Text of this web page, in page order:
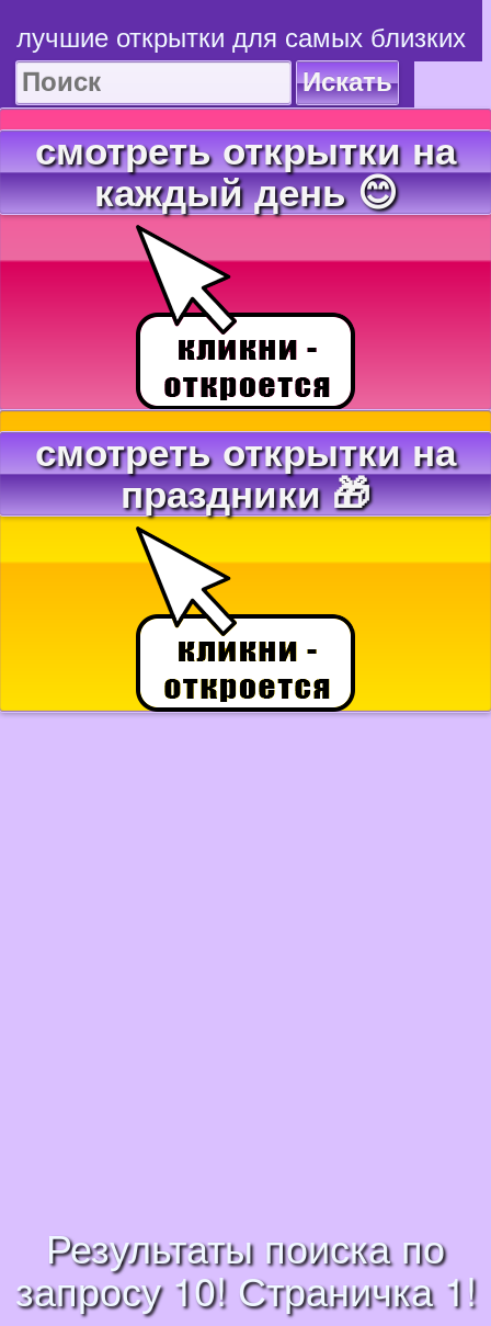
лучшие открытки для самых близких
Искать
смотреть открытки на
каждый день 😊
смотреть открытки на
праздники 🎁
Результаты поиска по
запросу 10! Страничка 1!